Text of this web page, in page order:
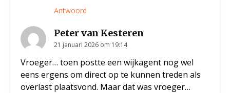
Antwoord
Peter van Kesteren
21 januari 2026 om 19:14
Vroeger… toen postte een wijkagent nog wel
eens ergens om direct op te kunnen treden als
overlast plaatsvond. Maar dat was vroeger…